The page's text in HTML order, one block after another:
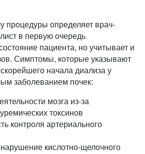
процедуры определяет врач-
в первую очередь
пациента, но учитывает и
Симптомы, которые указывают
начала диализа у
заболеванием почек:
мозга из-за
токсинов
контроля артериального
кислотно-щелочного